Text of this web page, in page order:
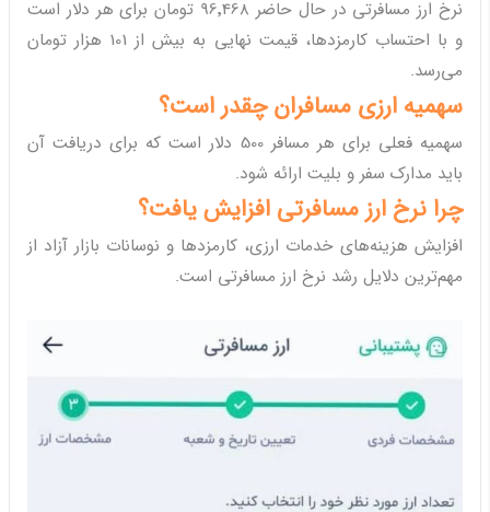
نرخ ارز مسافرتی در حال حاضر 96٬468 تومان برای هر دلار است
و با احتساب کارمزدها، قیمت نهایی به بیش از 101 هزار تومان
می‌رسد.
سهمیه ارزی مسافران چقدر است؟
سهمیه فعلی برای هر مسافر 500 دلار است که برای دریافت آن
باید مدارک سفر و بلیت ارائه شود.
چرا نرخ ارز مسافرتی افزایش یافت؟
افزایش هزینه‌های خدمات ارزی، کارمزدها و نوسانات بازار آزاد از
مهم‌ترین دلایل رشد نرخ ارز مسافرتی است.